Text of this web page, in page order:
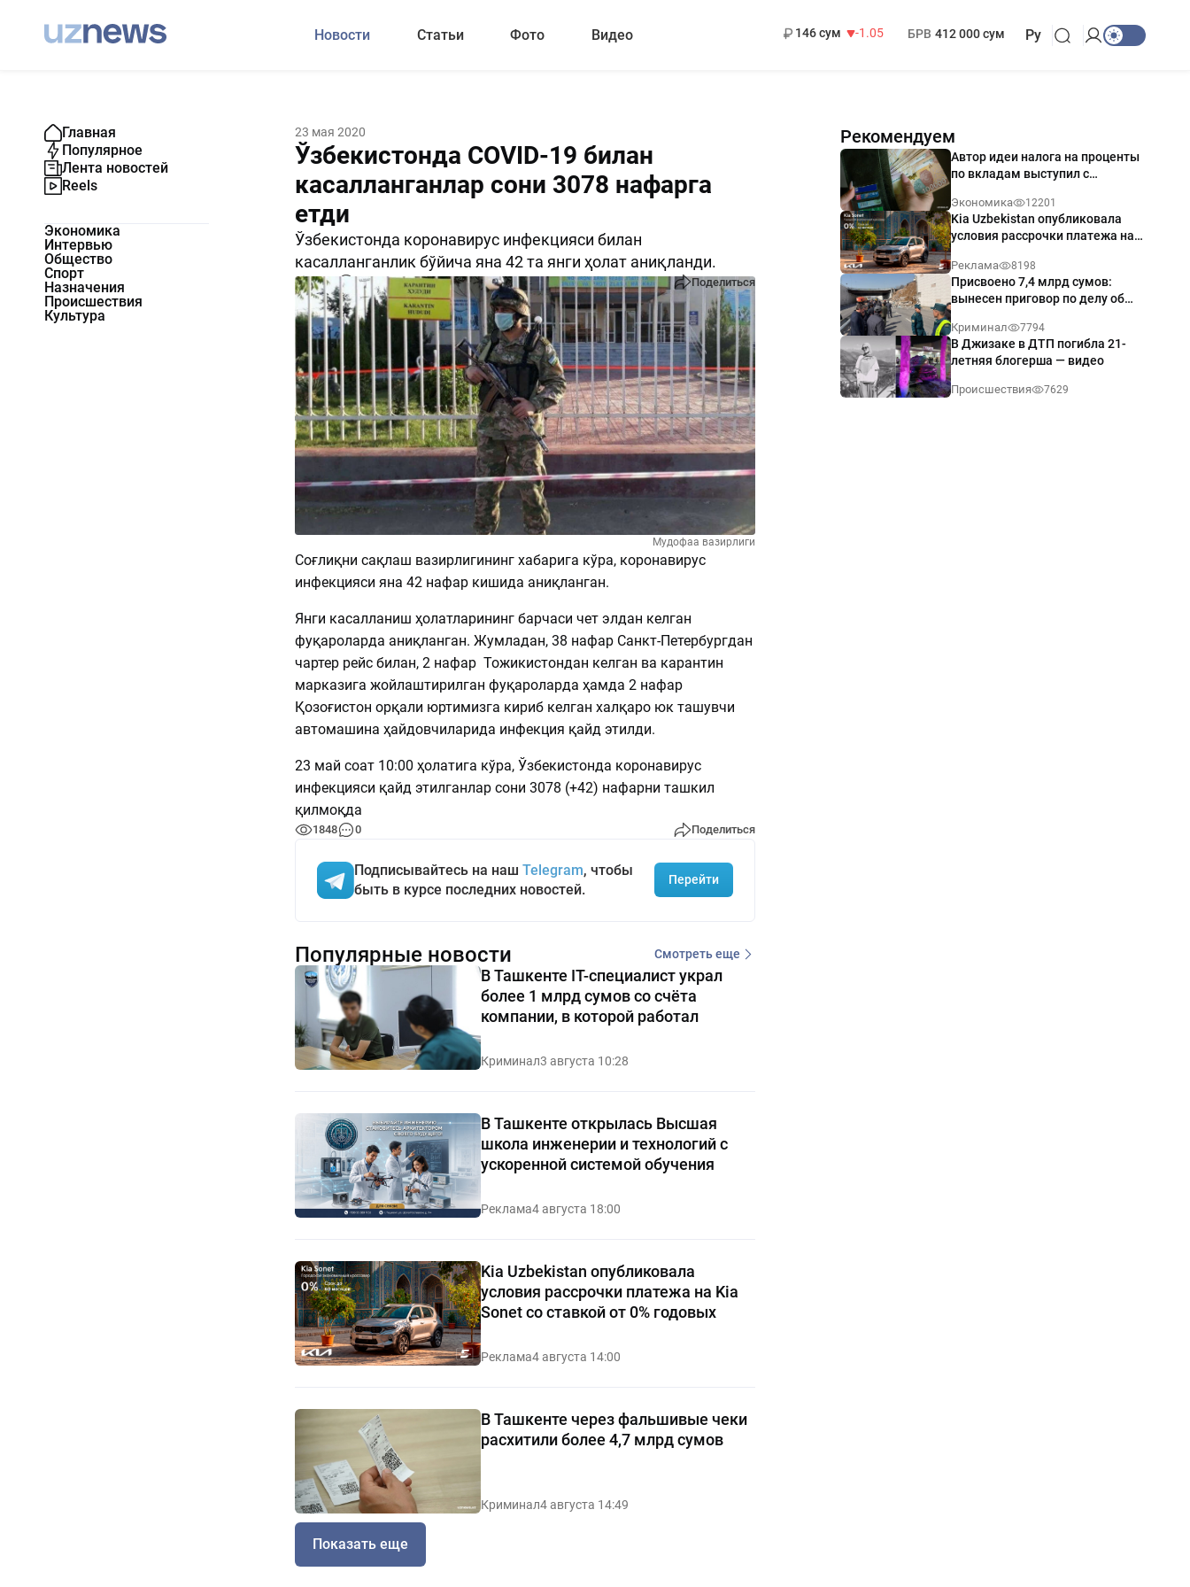
Новости Статьи Фото Видео
146 сум
-1.05
БРВ 412 000 сум Ру
Главная
Популярное
Лента новостей
Reels
Экономика
Интервью
Общество
Спорт
Назначения
Происшествия
Культура
23 мая 2020
Ўзбекистонда COVID-19 билан
касалланганлар сони 3078 нафарга
етди
Ўзбекистонда коронавирус инфекцияси билан
касалланганлик бўйича яна 42 та янги ҳолат аниқланди.
1848 0 Поделиться
Мудофаа вазирлиги
Соғлиқни сақлаш вазирлигининг хабарига кўра, коронавирус
инфекцияси яна 42 нафар кишида аниқланган.
Янги касалланиш ҳолатларининг барчаси чет элдан келган
фуқароларда аниқланган. Жумладан, 38 нафар Санкт-Петербургдан
чартер рейс билан, 2 нафар Тожикистондан келган ва карантин
марказига жойлаштирилган фуқароларда ҳамда 2 нафар
Қозоғистон орқали юртимизга кириб келган халқаро юк ташувчи
автомашина ҳайдовчиларида инфекция қайд этилди.
23 май соат 10:00 ҳолатига кўра, Ўзбекистонда коронавирус
инфекцияси қайд этилганлар сони 3078 (+42) нафарни ташкил
қилмоқда
1848 0 Поделиться
Подписывайтесь на наш Telegram, чтобы
быть в курсе последних новостей.
Перейти
Рекомендуем
Автор идеи налога на проценты
по вкладам выступил с
Экономика 12201
Kia Uzbekistan опубликовала
условия рассрочки платежа на
годовых
Реклама 8198
Присвоено 7,4 млрд сумов:
вынесен приговор по делу об
Ташкенте
Криминал 7794
В Джизаке в ДТП погибла 21-
летняя блогерша — видео
Происшествия 7629
Популярные новости Смотреть еще
В Ташкенте IT-специалист украл
более 1 млрд сумов со счёта
компании, в которой работал
Криминал3 августа 10:28
В Ташкенте открылась Высшая
школа инженерии и технологий с
ускоренной системой обучения
Реклама4 августа 18:00
Kia Uzbekistan опубликовала
условия рассрочки платежа на Kia
Sonet со ставкой от 0% годовых
Реклама4 августа 14:00
В Ташкенте через фальшивые чеки
расхитили более 4,7 млрд сумов
Криминал4 августа 14:49
Показать еще